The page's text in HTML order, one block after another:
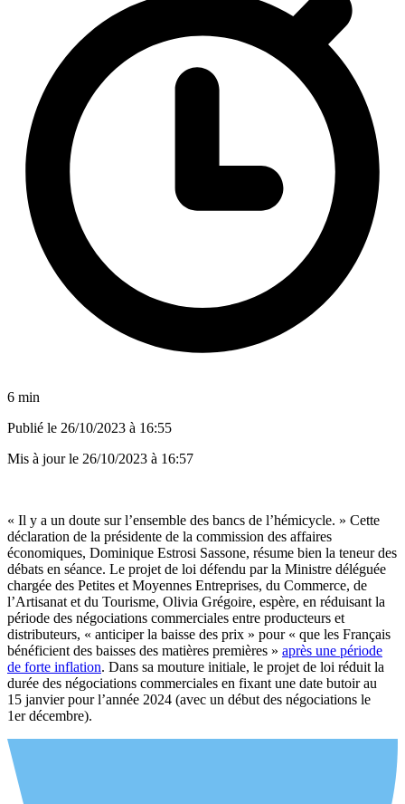
6 min
Publié le 26/10/2023 à 16:55
Mis à jour le 26/10/2023 à 16:57
« Il y a un doute sur l’ensemble des bancs de l’hémicycle. » Cette
déclaration de la présidente de la commission des affaires
économiques, Dominique Estrosi Sassone, résume bien la teneur des
débats en séance. Le projet de loi défendu par la Ministre déléguée
chargée des Petites et Moyennes Entreprises, du Commerce, de
l’Artisanat et du Tourisme, Olivia Grégoire, espère, en réduisant la
période des négociations commerciales entre producteurs et
distributeurs, « anticiper la baisse des prix » pour « que les Français
bénéficient des baisses des matières premières » après une période
de forte inflation. Dans sa mouture initiale, le projet de loi réduit la
durée des négociations commerciales en fixant une date butoir au
15 janvier pour l’année 2024 (avec un début des négociations le
1er décembre).